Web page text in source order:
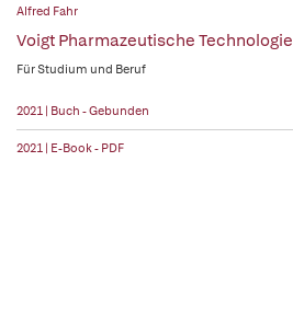
Alfred Fahr
Voigt Pharmazeutische Technologie
Für Studium und Beruf
2021 | Buch - Gebunden
2021 | E-Book - PDF